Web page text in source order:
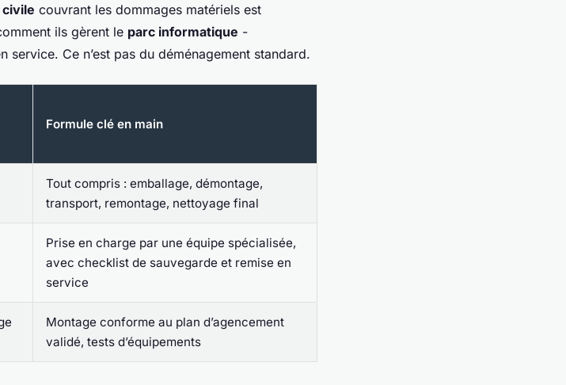
couvrant les dommages matériels est
ils gèrent le parc informatique -
Ce n’est pas du déménagement standard.
Formule clé en main
Tout compris : emballage, démontage,
transport, remontage, nettoyage final
Prise en charge par une équipe spécialisée,
avec checklist de sauvegarde et remise en
service
Montage conforme au plan d’agencement
validé, tests d’équipements